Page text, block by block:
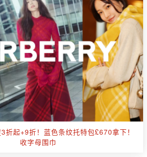
折起+9折！蓝色条纹托特包£670拿下！
收字母围巾